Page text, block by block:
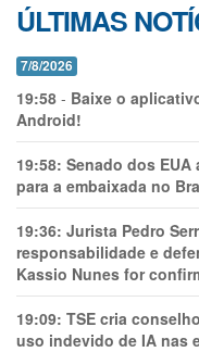
ÚLTIMAS
7/8/2026
19:58 - Baixe o
Android!
19:58: Senado dos EUA
para a embaixada no
19:36: Jurista Pedro
responsabilidade e
Kassio Nunes for
19:09: TSE cria
uso indevido de IA nas